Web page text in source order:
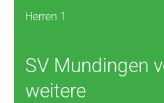
Herren 1
SV Mundingen
weitere